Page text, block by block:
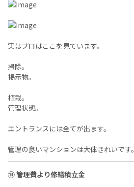
実はプロはここを見ています。
掃除。
掲示物。
植栽。
管理状態。
エントランスには全てが出ます。
管理の良いマンションは大体きれいです。
⑬ 管理費より修繕積立金